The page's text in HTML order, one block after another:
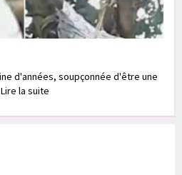
d'années, soupçonnée d'être une
la suite